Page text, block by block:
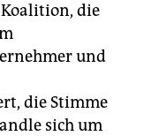
die
und
die Stimme
sich um